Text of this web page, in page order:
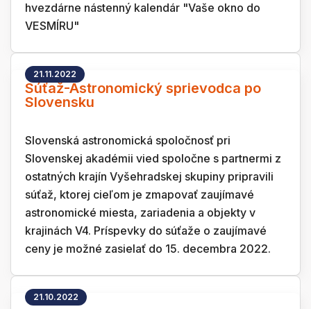
hvezdárne nástenný kalendár "Vaše okno do
VESMÍRU"
21.11.2022
Súťaž-Astronomický sprievodca po
Slovensku
Slovenská astronomická spoločnosť pri
Slovenskej akadémii vied spoločne s partnermi z
ostatných krajín Vyšehradskej skupiny pripravili
súťaž, ktorej cieľom je zmapovať zaujímavé
astronomické miesta, zariadenia a objekty v
krajinách V4. Príspevky do súťaže o zaujímavé
ceny je možné zasielať do 15. decembra 2022.
21.10.2022